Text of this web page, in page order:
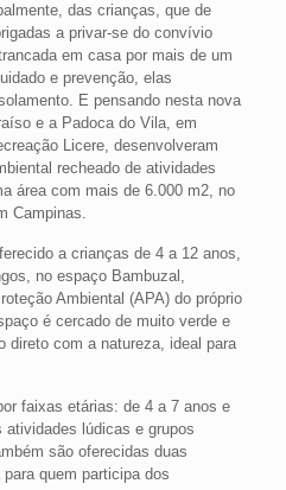
das crianças, que de
a privar-se do convívio
em casa por mais de um
e prevenção, elas
E pensando nesta nova
e a Padoca do Vila, em
Licere, desenvolveram
recheado de atividades
área com mais de 6.000 m2, no
Campinas.
a crianças de 4 a 12 anos,
no espaço Bambuzal,
Ambiental (APA) do próprio
é cercado de muito verde e
direto com a natureza, ideal para
faixas etárias: de 4 a 7 anos e
lúdicas e grupos
são oferecidas duas
quem participa dos